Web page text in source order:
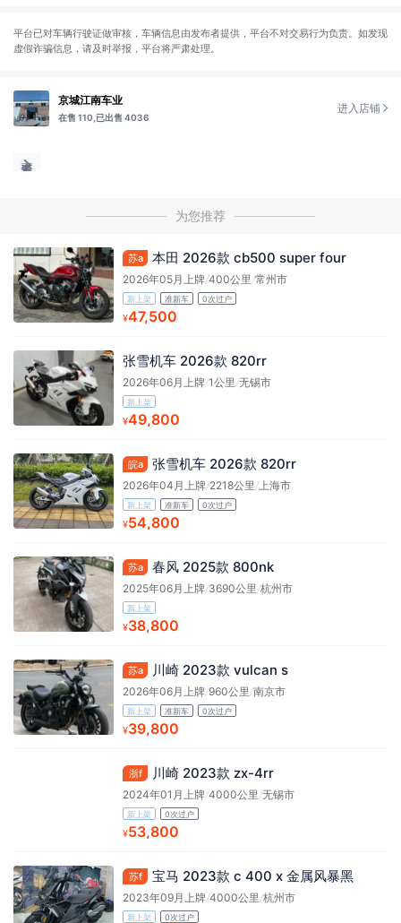
平台已对车辆行驶证做审核，车辆信息由发布者提供，平台不对交易行为负责。如发现
虚假诈骗信息，请及时举报，平台将严肃处理。
京城江南车业
在售 110,已出售 4036
进入店铺
为您推荐
苏a 本田 2026款 cb500 super four
2026年05月上牌/400公里/常州市
新上架 准新车 0次过户
¥47,500
张雪机车 2026款 820rr
2026年06月上牌/1公里/无锡市
新上架
¥49,800
皖a 张雪机车 2026款 820rr
2026年04月上牌/2218公里/上海市
新上架 准新车 0次过户
¥54,800
苏a 春风 2025款 800nk
2025年06月上牌/3690公里/杭州市
新上架
¥38,800
苏a 川崎 2023款 vulcan s
2026年06月上牌/960公里/南京市
新上架 准新车 0次过户
¥39,800
浙f 川崎 2023款 zx-4rr
2024年01月上牌/4000公里/无锡市
新上架 0次过户
¥53,800
苏f 宝马 2023款 c 400 x 金属风暴黑
2023年09月上牌/4000公里 /杭州市
新上架 0次过户